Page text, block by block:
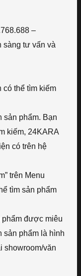
–
sàng tư vấn và
có thể tìm kiếm
sản phẩm. Bạn
kiếm, 24KARA
có trên hệ
trên Menu
tìm sản phẩm
phẩm được miêu
sản phẩm là hình
showroom/văn